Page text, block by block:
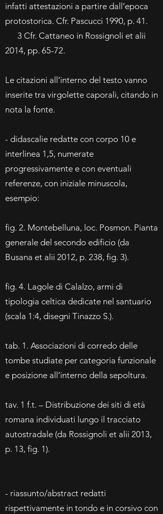
infatti attestazioni a partire dall’epoca
protostorica. Cfr. Pascucci 1990, p. 41.
3 Cfr. Cattaneo in Rossignoli et alii
2014, pp. 65-72.
Le citazioni all’interno del testo vanno
inserite tra virgolette caporali, citando in
nota la fonte.
- didascalie redatte con corpo 10 e
interlinea 1,5, numerate
progressivamente e con eventuali
referenze, con iniziale minuscola,
esempio:
fig. 2. Montebelluna, loc. Posmon. Pianta
generale del secondo edificio (da
Busana et alii 2012, p. 238, fig. 3).
fig. 4. Lagole di Calalzo, armi di
tipologia celtica dedicate nel santuario
(scala 1:4, disegni Tinazzo S.).
tab. 1. Associazioni di corredo delle
tombe studiate per categoria funzionale
e posizione all’interno della sepoltura.
tav. 1 f.t. – Distribuzione dei siti di età
romana individuati lungo il tracciato
autostradale (da Rossignoli et alii 2013,
p. 13, fig. 1).
- riassunto/abstract redatti
rispettivamente in tondo e in corsivo con